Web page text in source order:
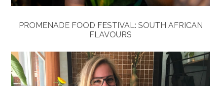
PROMENADE FOOD FESTIVAL: SOUTH AFRICAN
FLAVOURS